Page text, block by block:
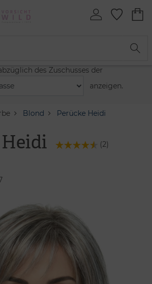
des Zuschusses der
anzeigen.
Blond Perücke Heidi
(2)